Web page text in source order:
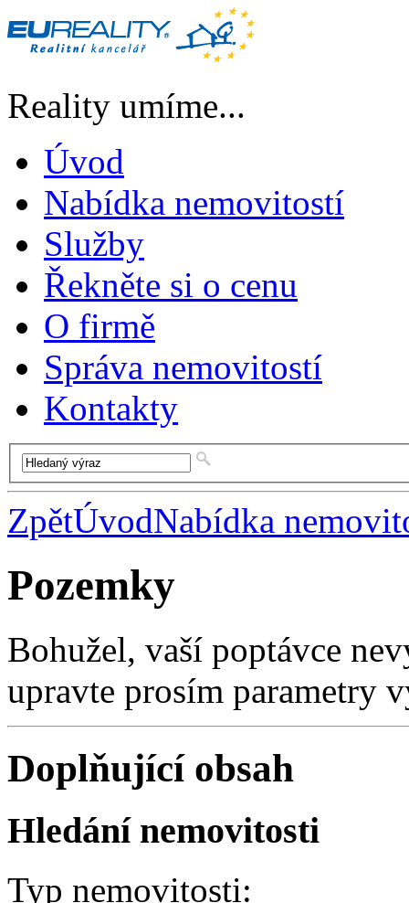
Reality umíme...
Úvod
Nabídka nemovitostí
Služby
Řekněte si o cenu
O firmě
Správa nemovitostí
Kontakty
ZpětÚvodNabídka
Pozemky
Bohužel, vaší poptávce
upravte prosím parametry
Doplňující obsah
Hledání nemovitosti
Typ nemovitosti: